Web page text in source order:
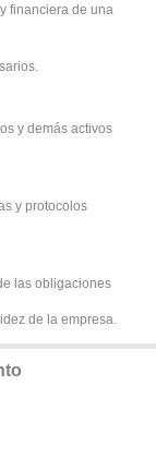
financiera de una
y demás activos
y protocolos
las obligaciones
de la empresa.